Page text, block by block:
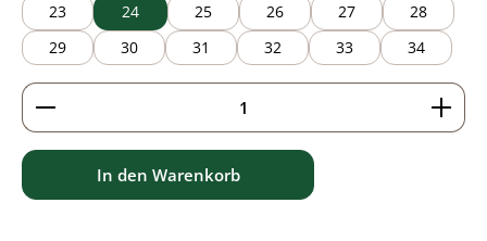
23 24 25 26 27
28
29
30 31 32 33 34
Produkt Anzahl: Gib den gewünschten Wert ein
In den Warenkorb